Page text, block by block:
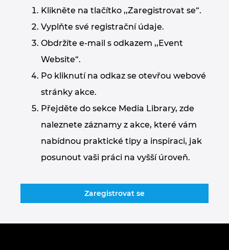
Klikněte na tlačítko ,,Zaregistrovat se“.
Vyplňte své registrační údaje.
Obdržíte e-mail s odkazem ,,Event
Website“.
Po kliknutí na odkaz se otevřou webové
stránky akce.
Přejděte do sekce Media Library, zde
naleznete záznamy z akce, které vám
nabídnou praktické tipy a inspiraci, jak
posunout vaši práci na vyšší úroveň.
Zaregistrovat se
Nový Zéland
Portugalsko
Rakousko
Singapur